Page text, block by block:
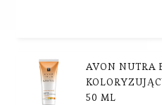
AVON NUTRA
50 ML